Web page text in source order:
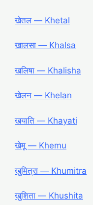
खेतल ― Khetal
खालसा ― Khalsa
खलिषा ― Khalisha
खेलन ― Khelan
खयाति ― Khayati
खेमू ― Khemu
खुमित्रा ― Khumitra
खुशिता ― Khushita